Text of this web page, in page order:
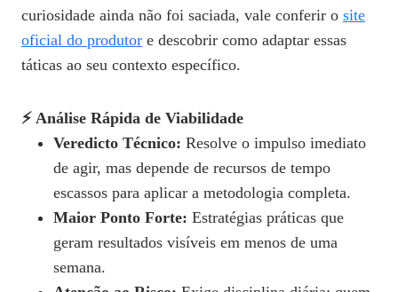
curiosidade ainda não foi saciada, vale conferir o site
oficial do produtor e descobrir como adaptar essas
táticas ao seu contexto específico.
⚡ Análise Rápida de Viabilidade
Veredicto Técnico: Resolve o impulso imediato
de agir, mas depende de recursos de tempo
escassos para aplicar a metodologia completa.
Maior Ponto Forte: Estratégias práticas que
geram resultados visíveis em menos de uma
semana.